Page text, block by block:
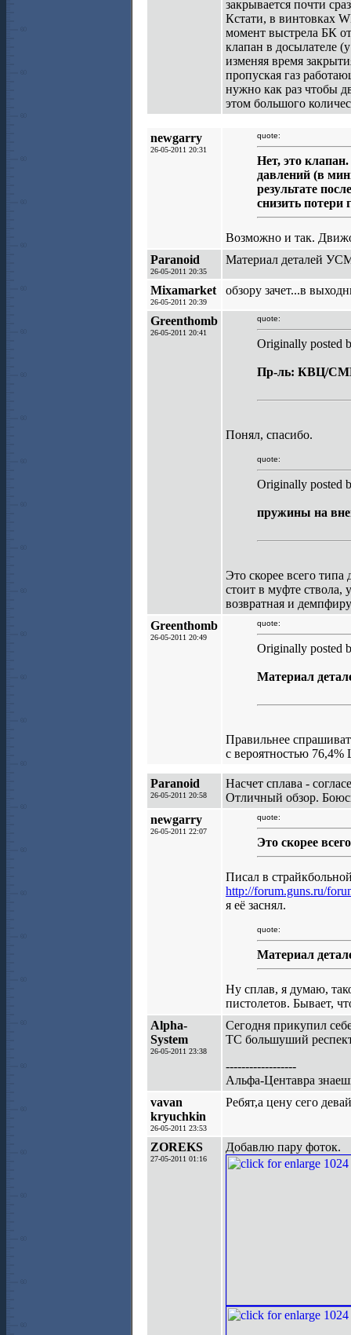
закрывается почти
Кстати, в винтовках
момент выстрела БК
клапан в досылателе
изменяя время
пропуская газ
нужно как раз чтобы
этом большого
newgarry
26-05-2011 20:31
quote:
Нет, это
давлений (в
результате
снизить потери
Возможно и так.
Paranoid
26-05-2011 20:35
Материал деталей
Mixamarket
26-05-2011 20:39
обзору зачет...в
Greenthomb
26-05-2011 20:41
quote:
Originally posted
Пр-ль: КВЦ/
Понял, спасибо.
quote:
Originally posted
пружины на
Это скорее всего
стоит в муфте
возвратная и
Greenthomb
26-05-2011 20:49
quote:
Originally posted
Материал
Правильнее
с вероятностью
Paranoid
26-05-2011 20:58
Насчет сплава -
Отличный обзор.
newgarry
26-05-2011 22:07
quote:
Это скорее
Писал в
http://forum.guns.ru/
я её заснял.
quote:
Материал
Ну сплав, я думаю,
пистолетов. Бывает,
Alpha-
System
26-05-2011 23:38
Сегодня прикупил
ТС большуший
------------------
Альфа-Центавра
vavan
kryuchkin
26-05-2011 23:53
Ребят,а цену сего
ZOREKS
27-05-2011 01:16
Добавлю пару фоток.